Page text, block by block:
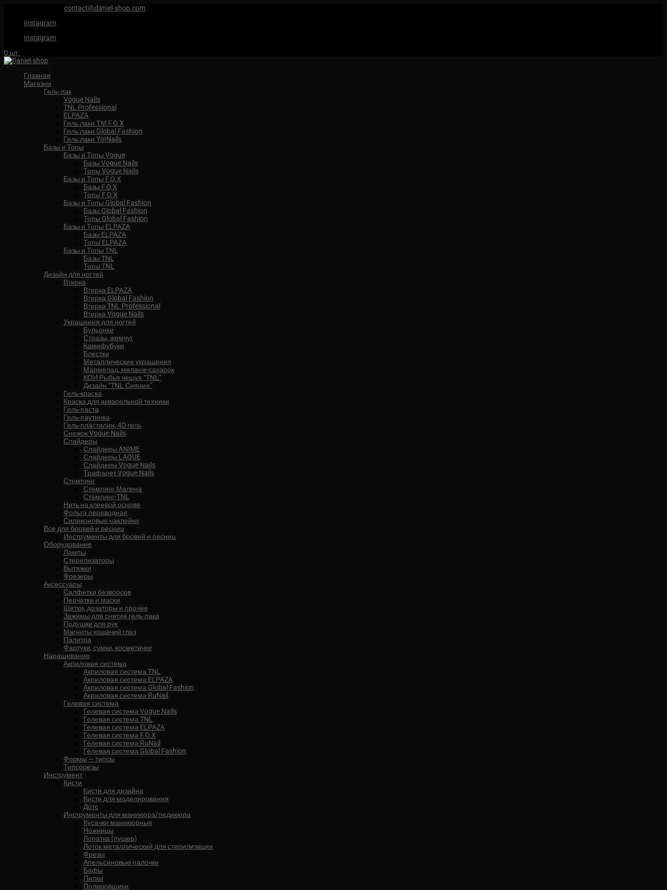
contact@daniel-shop.com
Instagram
Instagram
0 шт.
Главная
Магазин
Гель-лак
Vogue Nails
TNL Professional
ELPAZA
Гель лаки ТМ F.O.X
Гель лаки Global Fashion
Гель лаки Yo!Nails
Базы и Топы
Базы и Топы Vogue
Базы Vogue Nails
Топы Vogue Nails
Базы и Топы F.O.X
Базы F.O.X
Топы F.O.X
Базы и Топы Global Fashion
Базы Global Fashion
Топы Global Fashion
Базы и Топы ELPAZA
Базы ELPAZA
Топы ELPAZA
Базы и Топы TNL
Базы TNL
Топы TNL
Дизайн для ногтей
Втирка
Втирка ELPAZA
Втирка Global Fashion
Втирка TNL Professional
Втирка Vogue Nails
Украшения для ногтей
Бульонки
Стразы, жемчуг
Камифубуки
Блестки
Металлические украшения
Мармелад, меланж-сахарок
КОИ Рыбья чешуя “TNL”
Дизайн “TNL Сияние”
Гель-краска
Краска для акварельной техники
Гель-паста
Гель-паутинка
Гель-пластилин, 4D гель
Снежок Vogue Nails
Слайдеры
Слайдеры ANIME
Слайдеры LAQUE
Слайдеры Vogue Nails
Трафарет Vogue Nails
Стемпинг
Стемпинг Малина
Стемпинг-TNL
Нить на клеевой основе
Фольга переводная
Силиконовые наклейки
Все для бровей и ресниц
Инструменты для бровей и ресниц
Оборудование
Лампы
Стерилизаторы
Вытяжки
Фрезеры
Аксессуары
Салфетки безворсов
Перчатки и маски
Щетки, дозаторы и прочее
Зажимы для снятия гель-лака
Подушки для рук
Магниты кошачий глаз
Палитра
Фартуки, сумки, косметички
Наращивание
Акриловая система
Акриловая система TNL
Акриловая система ELPAZA
Акриловая система Global Fashion
Акриловая система RuNail
Гелевая система
Гелевая система Vogue Nails
Гелевая система TNL
Гелевая система ELPAZA
Гелевая система F.O.X
Гелевая система RuNail
Гелевая система Global Fashion
Формы — типсы
Типсорезы
Инструмент
Кисти
Кисти для дизайна
Кисти для моделирования
Дотс
Инструменты для маникюра/педикюра
Кусачки маникюрные
Ножницы
Лопатка (пушер)
Лоток металлический для стерилизации
Фрезы
Апельсиновые палочки
Бафы
Пилки
Полировщики